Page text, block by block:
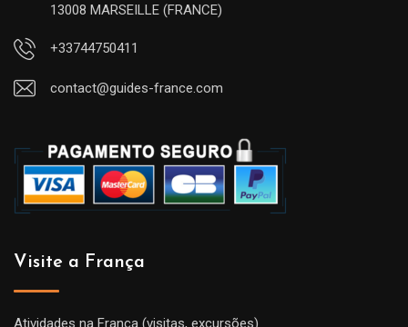
13008 MARSEILLE (FRANCE)
+33744750411
contact@guides-france.com
Visite a França
Atividades na França (visitas, excursões)